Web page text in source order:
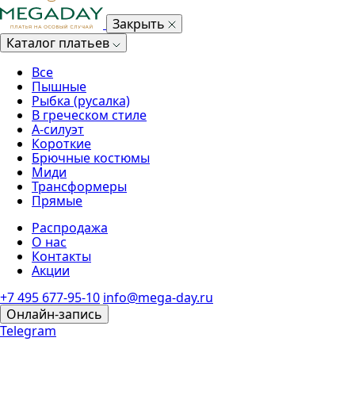
Закрыть
Каталог платьев
Все
Пышные
Рыбка (русалка)
В греческом стиле
А-силуэт
Короткие
Брючные костюмы
Миди
Трансформеры
Прямые
Распродажа
О нас
Контакты
Акции
+7 495 677-95-10 info@mega-day.ru
Онлайн-запись
Telegram